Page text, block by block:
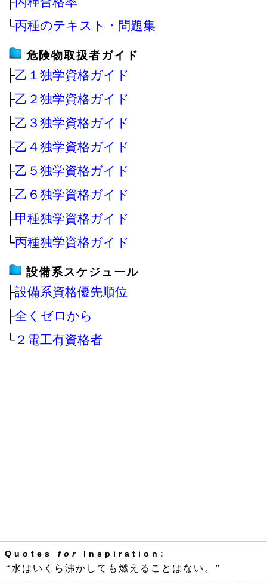
└丙種のテキスト・問題集
危険物取扱者ガイド
├乙１独学資格ガイド
├乙２独学資格ガイド
├乙３独学資格ガイド
├乙４独学資格ガイド
├乙５独学資格ガイド
├乙６独学資格ガイド
├甲種独学資格ガイド
└丙種独学資格ガイド
設備系スケジュール
├設備系資格優先順位
├全くゼロから
└ ２電工有資格者
Quotes for Inspiration:
“水はいくら沸かしても燃えることはない。”